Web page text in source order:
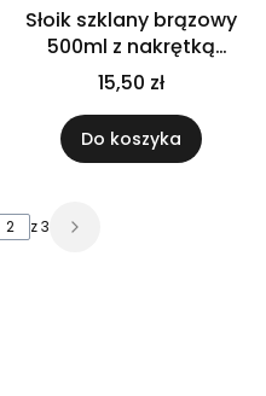
Słoik szklany brązowy
500ml z nakrętką
aluminiową
15,50 zł
Do koszyka
z 3